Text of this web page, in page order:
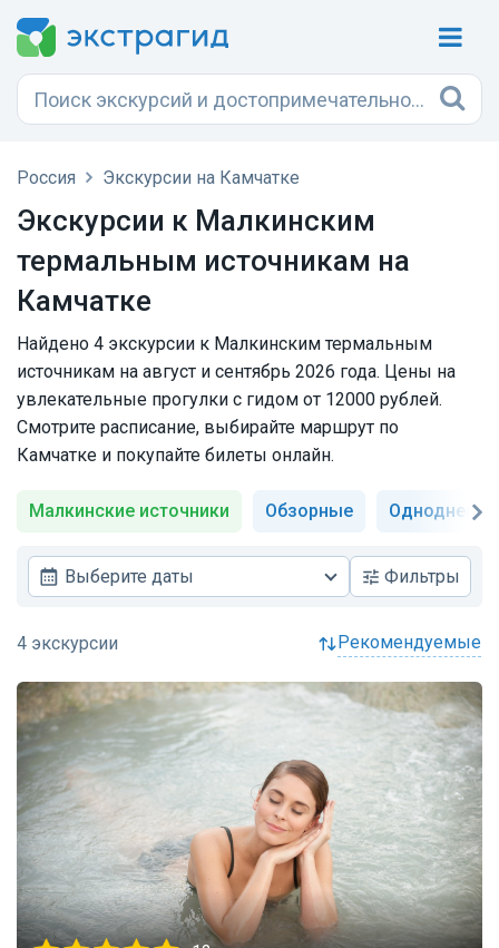
Россия Экскурсии на Камчатке
Экскурсии к Малкинским
термальным источникам на
Камчатке
Найдено 4 экскурсии к Малкинским термальным
источникам на август и сентябрь 2026 года. Цены на
увлекательные прогулки с гидом от 12000 рублей.
Смотрите расписание, выбирайте маршрут по
Камчатке и покупайте билеты онлайн.
Малкинские источники Обзорные
Выберите даты Фильтры
рекомендуемые